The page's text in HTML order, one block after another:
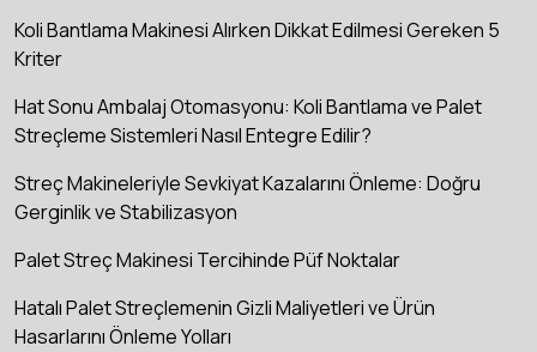
Koli Bantlama Makinesi Alırken Dikkat Edilmesi Gereken 5
Kriter
Hat Sonu Ambalaj Otomasyonu: Koli Bantlama ve Palet
Streçleme Sistemleri Nasıl Entegre Edilir?
Streç Makineleriyle Sevkiyat Kazalarını Önleme: Doğru
Gerginlik ve Stabilizasyon
Palet Streç Makinesi Tercihinde Püf Noktalar
Hatalı Palet Streçlemenin Gizli Maliyetleri ve Ürün
Hasarlarını Önleme Yolları